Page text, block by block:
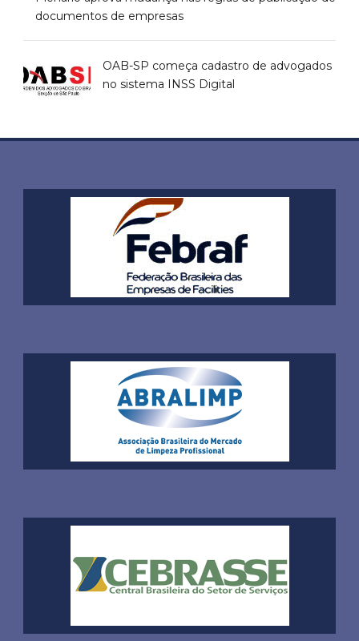
documentos de empresas
OAB-SP começa cadastro de advogados
no sistema INSS Digital